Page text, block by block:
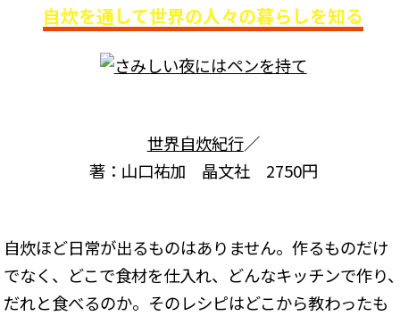
自炊を通して世界の人々の暮らしを知る
世界自炊紀行／
著：山口祐加 晶文社 2750円
自炊ほど日常が出るものはありません。作るものだけ
でなく、どこで食材を仕入れ、どんなキッチンで作り
だれと食べるのか。そのレシピはどこから教わったも